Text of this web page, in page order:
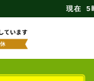
現在 5